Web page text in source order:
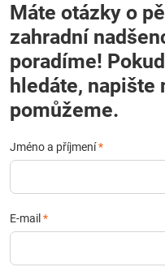
Máte otázky o
zahradní
poradíme!
hledáte, napište
pomůžeme.
Jméno a příjmení*
E-mail *